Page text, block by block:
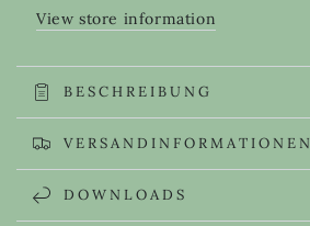
EH
EH
View store information
BESCHREIBUNG
VERSANDINFORMATIONEN
DOWNLOADS